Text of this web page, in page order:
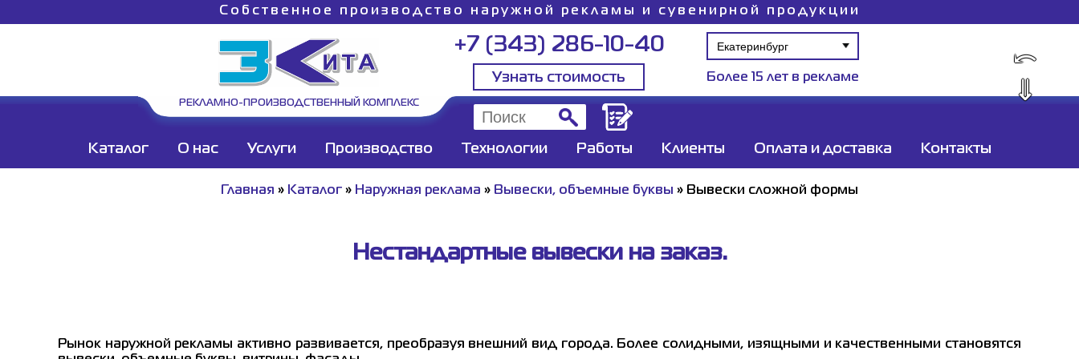
⇓
⤺
Собственное производство наружной рекламы и сувенирной продукции
РЕКЛАМНО-ПРОИЗВОДСТВЕННЫЙ КОМПЛЕКС
+7 (343) 286-10-40
Узнать стоимость Более 15 лет в рекламе
Каталог О нас Услуги Производство Технологии Работы Клиенты Оплата и доставка Контакты
Главная » Каталог » Наружная реклама » Вывески, объемные буквы » Вывески сложной формы
Нестандартные вывески на заказ.
Рынок наружной рекламы активно развивается, преобразуя внешний вид города. Более солидными, изящными и качественными становятся